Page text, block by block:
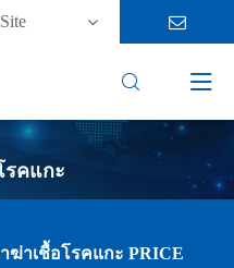
 
รคแกะ
ฆ่าเชื้อโรคแกะ PRICE